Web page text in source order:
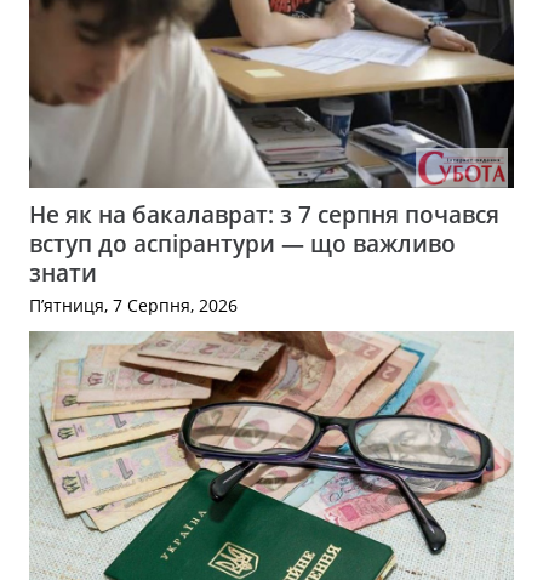
Не як на бакалаврат: з 7 серпня почався
вступ до аспірантури — що важливо
знати
П’ятниця, 7 Серпня, 2026